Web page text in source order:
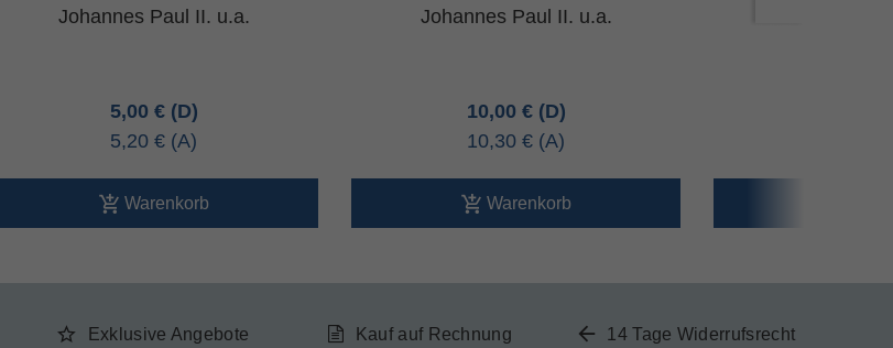
Johannes Paul II. u.a.
5,00 €
5,20 €
Warenkorb
Johannes Paul II. u.a.
10,00 €
10,30 €
Warenkorb
Exklusive Angebote Kauf auf Rechnung 14 Tage Widerrufsrecht